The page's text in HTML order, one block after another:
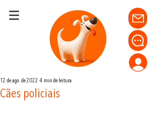
Cães policiais
12 de ago. de 2022 4 min de leitura